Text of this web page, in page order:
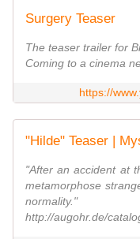
Surgery Teaser
The teaser trailer for
Coming to a cinema
https://
"Hilde" Teaser |
"After an accident at
metamorphose
normality." http://
http://augohr.de/